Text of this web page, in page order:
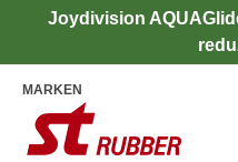
Joydivision
MARKEN